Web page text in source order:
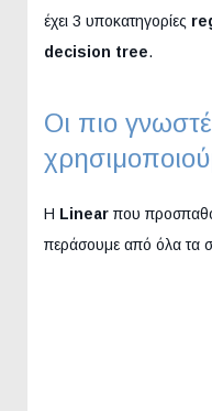
έχει 3 υποκατηγορίες
decision tree.
Οι πιο
Η Linear που
περάσουμε από όλα τα